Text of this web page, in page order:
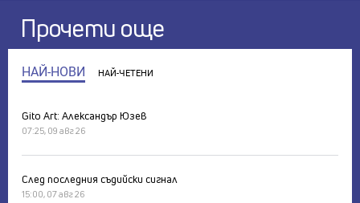
Прочети още
НАЙ-НОВИ НАЙ-ЧЕТЕНИ
Gito Art: Александър Юзев
07:25, 09 авг 26
След последния съдийски сигнал
15:00, 07 авг 26